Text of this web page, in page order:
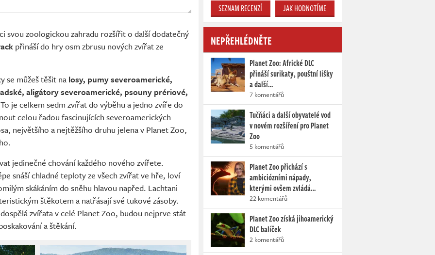
svou zoologickou zahradu rozšířit o další dodatečný
přináší do hry osm zbrusu nových zvířat ze
se můžeš těšit na losy, pumy severoamerické,
aligátory severoamerické, psouny prériové,
je celkem sedm zvířat do výběhu a jedno zvíře do
celou řadou fascinujících severoamerických
největšího a nejtěžšího druhu jelena v Planet Zoo,
jedinečné chování každého nového zvířete.
snáší chladné teploty ze všech zvířat ve hře, loví
skákáním do sněhu hlavou napřed. Lachtani
štěkotem a natřásají své tukové zásoby.
zvířata v celé Planet Zoo, budou nejprve stát
a štěkání.
SEZNAM RECENZÍ JAK HODNOTÍME
NEPŘEHLÉDNĚTE
Planet Zoo: Africké DLC
přináší surikaty, pouštní lišky
a další…
7 komentářů
Tučňáci a další obyvatelé vod
v novém rozšíření pro Planet
Zoo
5 komentářů
Planet Zoo přichází s
ambiciózními nápady,
kterými ovšem zvládá…
22 komentářů
Planet Zoo získá jihoamerický
DLC balíček
2 komentářů